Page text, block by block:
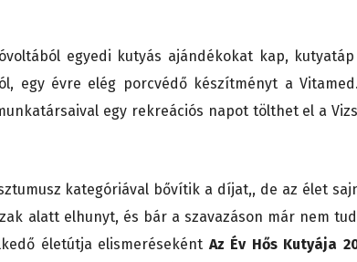
egyedi kutyás ajándékokat kap,
egy évre elég porcvédő készítményt a
egy rekreációs napot tölthet el a
kategóriával bővítik a díjat,, de az élet
alatt elhunyt, és bár a szavazáson már nem
életútja elismeréseként Az Év Hős Kutyája